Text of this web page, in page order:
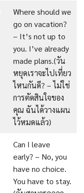
Where should we
go on vacation?
– It’s not up to
you. I’ve already
made plans.(วัน
หยุดเราจะไปเที่ยว
ไหนกันดี? – ไม่ใช่
การตัดสินใจของ
คุณ ฉันได้วางแผน
ไว้หมดแล้ว)
Can I leave
early? – No, you
have no choice.
You have to stay.